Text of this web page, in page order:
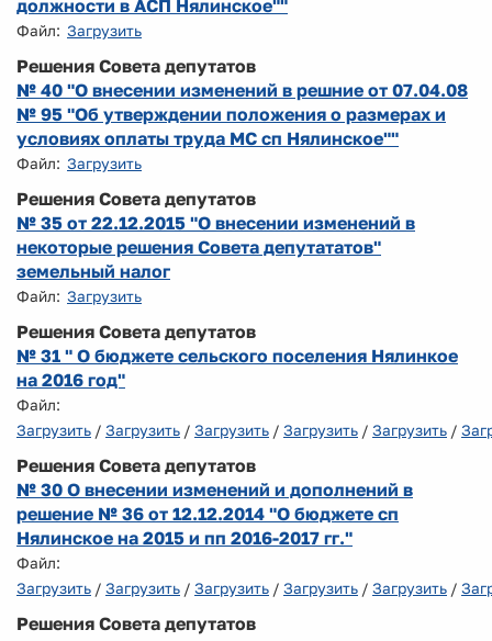
должности в АСП Нялинское""
Файл: Загрузить
Решения Совета депутатов
№ 40 "О внесении изменений в решние от 07.04.08
№ 95 "Об утверждении положения о размерах и
условиях оплаты труда МС сп Нялинское""
Файл: Загрузить
Решения Совета депутатов
№ 35 от 22.12.2015 "О внесении изменений в
некоторые решения Совета депутататов"
земельный налог
Файл: Загрузить
Решения Совета депутатов
№ 31 " О бюджете сельского поселения Нялинкое
на 2016 год"
Файл:
Загрузить / Загрузить / Загрузить / Загрузить / Загрузить /
Решения Совета депутатов
№ 30 О внесении изменений и дополнений в
решение № 36 от 12.12.2014 "О бюджете сп
Нялинское на 2015 и пп 2016-2017 гг."
Файл:
Загрузить / Загрузить / Загрузить / Загрузить / Загрузить /
Решения Совета депутатов